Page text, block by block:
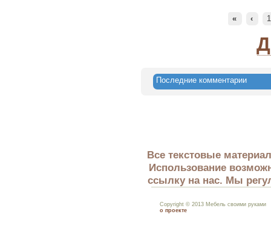
« ‹
Последние комментарии
Все текстовые
Использование
ссылку на нас. Мы
Copyright © 2013 Мебель своими руками
о проекте